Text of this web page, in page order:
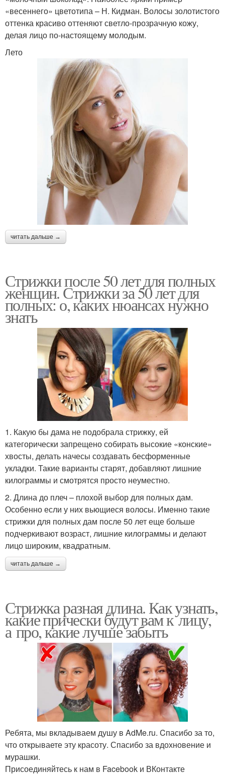
«весеннего» цветотипа – Н. Кидман. Волосы золотистого
оттенка красиво оттеняют светло-прозрачную кожу,
делая лицо по-настоящему молодым.
Лето
читать дальше →
Стрижки после 50 лет для полных
женщин. Стрижки за 50 лет для
полных: о, каких нюансах нужно
знать
1. Какую бы дама не подобрала стрижку, ей
категорически запрещено собирать высокие «конские»
хвосты, делать начесы создавать бесформенные
укладки. Такие варианты старят, добавляют лишние
килограммы и смотрятся просто неуместно.
2. Длина до плеч – плохой выбор для полных дам.
Особенно если у них вьющиеся волосы. Именно такие
стрижки для полных дам после 50 лет еще больше
подчеркивают возраст, лишние килограммы и делают
лицо широким, квадратным.
читать дальше →
Стрижка разная длина. Как узнать,
какие прически будут вам к лицу,
а про, какие лучше забыть
Ребята, мы вкладываем душу в AdMe.ru. Cпасибо за то,
что открываете эту красоту. Спасибо за вдохновение и
мурашки.
Присоединяйтесь к нам в Facebook и ВКонтакте